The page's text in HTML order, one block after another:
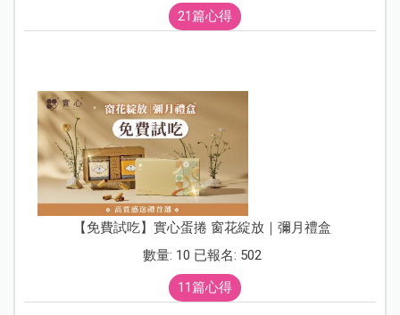
21篇心得
【免費試吃】實心蛋捲 窗花綻放｜彌月禮盒
數量: 10 已報名: 502
11篇心得